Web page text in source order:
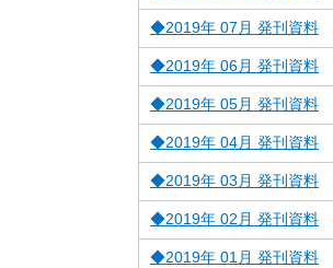
◆2019年 07月 発刊資料
◆2019年 06月 発刊資料
◆2019年 05月 発刊資料
◆2019年 04月 発刊資料
◆2019年 03月 発刊資料
◆2019年 02月 発刊資料
◆2019年 01月 発刊資料